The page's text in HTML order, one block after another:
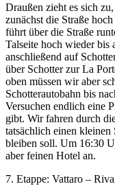
Draußen zieht es sich
zunächst die Straße
führt über die Straße
Talseite hoch wieder
anschließend auf
über Schotter zur La
oben müssen wir aber
Schotterautobahn bis
Versuchen endlich eine
gibt. Wir fahren durch
tatsächlich einen kleinen
bleiben soll. Um 16:30
aber feinen Hotel an.
7. Etappe: Vattaro –